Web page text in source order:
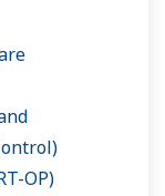
OP)